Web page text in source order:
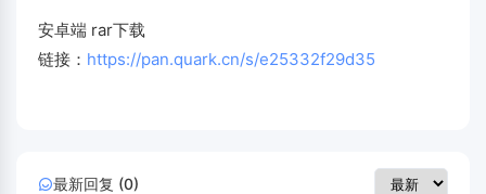
安卓端 rar下载
链接： https://pan.quark.cn/s/e25332f29d35
最新回复 (0)